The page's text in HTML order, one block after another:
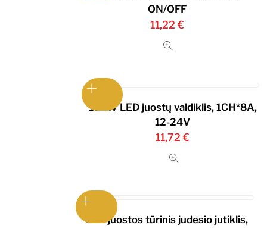
ON/OFF
11,22 €
192W LED juostų valdiklis, 1CH*8A,
12-24V
11,72€
LED juostos tūrinis judesio jutiklis,